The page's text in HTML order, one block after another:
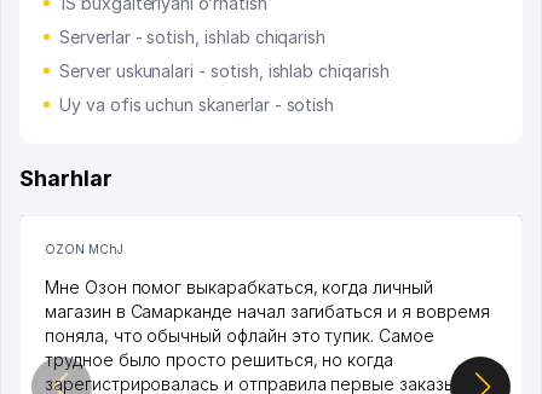
Serverlar - sotish, ishlab chiqarish
Server uskunalari - sotish, ishlab chiqarish
Uy va ofis uchun skanerlar - sotish
Sharhlar
OZON MChJ
Мне Озон помог выкарабкаться, когда личный
магазин в Самарканде начал загибаться и я вовремя
поняла, что обычный офлайн это тупик. Самое
трудное было просто решиться, но когда
зарегистрировалась и отправила первые заказы,